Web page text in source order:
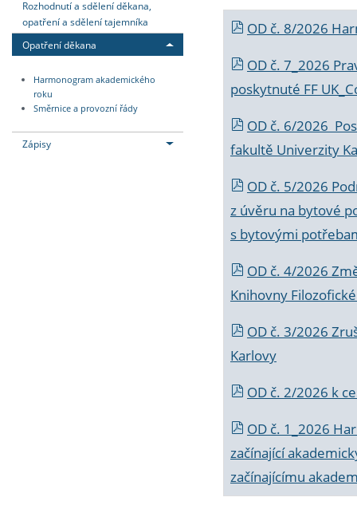
Rozhodnutí a sdělení děkana,
opatření a sdělení tajemníka
Opatření děkana
Harmonogram akademického
roku
Směrnice a provozní řády
Zápisy
OD č. 8/2026
OD č. 7_2026
poskytnuté FF
OD č. 6/2026
fakultě Univerzity
OD č. 5/2026
z úvěru na bytové
s bytovými
OD č. 4/2026
Knihovny
OD č. 3/2026
Karlovy
OD č. 2/2026 k
OD č. 1_2026
začínající
začínajícímu